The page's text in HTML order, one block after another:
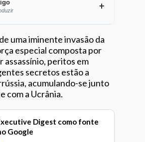
Ouvir este artigo
uma iminente invasão da
especial composta por
assassínio, peritos em
secretos estão a
acumulando-se junto
com a Ucrânia.
Digest como fonte
Google